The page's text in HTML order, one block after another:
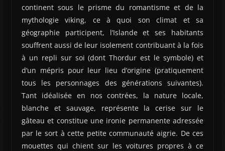
continent sous le prisme du romantisme et de la
mythologie viking, ce à quoi son climat et sa
géographie participent, l’Islande et ses habitants
souffrent aussi de leur isolement contribuant à la fois
à un repli sur soi (dont Thordur est le symbole) et
d’un mépris pour leur lieu d’origine (pratiquement
tous les personnages des générations suivantes).
Tant idéalisée en nos contrées, la nature locale,
blanche et sauvage, représente la cerise sur le
gâteau et constitue une ironie permanente adressée
par le sort à cette petite communauté aigrie. De ces
mouettes qui chient sur les voitures propres à ce